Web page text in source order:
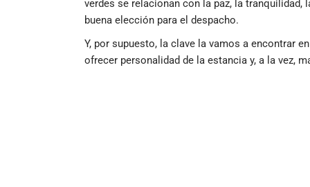
verdes se relacionan con la paz, la
buena elección para el despacho.
Y, por supuesto, la clave la vamos a encontrar
ofrecer personalidad de la estancia y, a la vez,